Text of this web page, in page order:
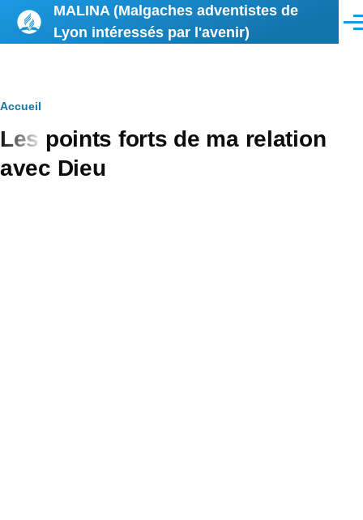
Aller au contenu principal
MALINA (Malgaches adventistes de
Lyon intéressés par l'avenir)
Fil
d'Ariane
Accueil
Les points forts de ma relation
avec Dieu